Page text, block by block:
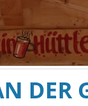
DER